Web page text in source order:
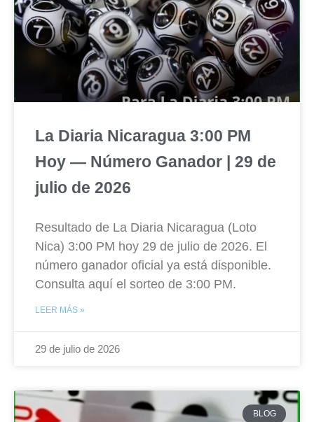
La Diaria Nicaragua 3:00 PM
Hoy — Número Ganador | 29 de
julio de 2026
Resultado de La Diaria Nicaragua (Loto
Nica) 3:00 PM hoy 29 de julio de 2026. El
número ganador oficial ya está disponible.
Consulta aquí el sorteo de 3:00 PM.
LEER MÁS »
29 de julio de 2026
BLOG